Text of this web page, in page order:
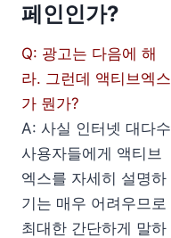
페인인가?
Q: 광고는 다음에 해
라. 그런데 액티브엑스
가 뭔가?
A: 사실 인터넷 대다수
사용자들에게 액티브
엑스를 자세히 설명하
기는 매우 어려우므로
최대한 간단하게 말하